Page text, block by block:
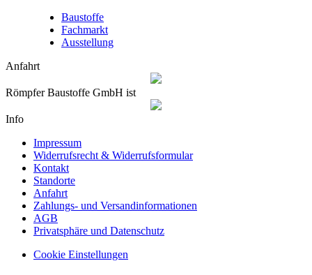
Baustoffe
Fachmarkt
Ausstellung
Anfahrt
Römpfer Baustoffe GmbH ist
Info
Impressum
Widerrufsrecht & Widerrufsformular
Kontakt
Standorte
Anfahrt
Zahlungs- und Versandinformationen
AGB
Privatsphäre und Datenschutz
Cookie Einstellungen